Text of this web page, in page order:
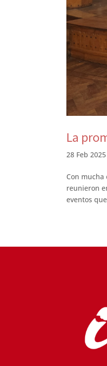
La
28 Feb 2025
Con
reunieron
eventos